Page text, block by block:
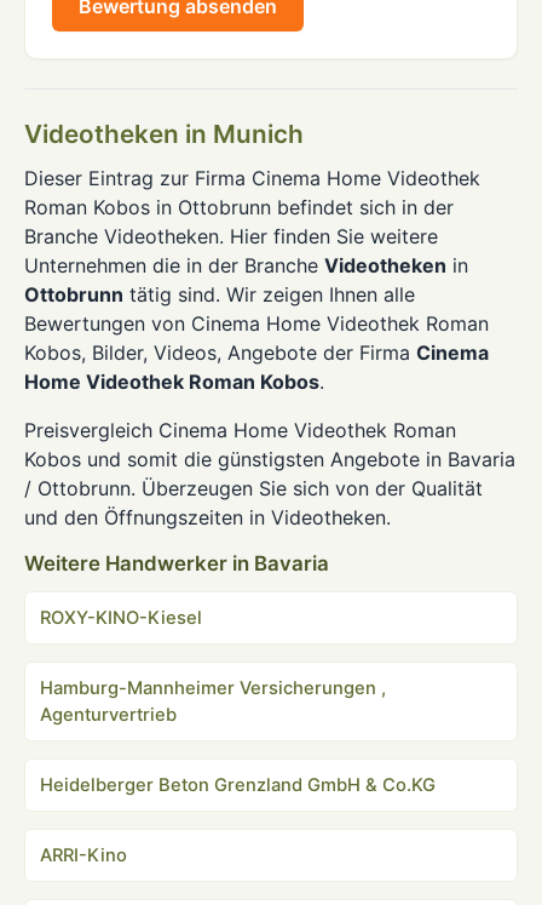
Bewertung absenden
Videotheken in Munich
Dieser Eintrag zur Firma Cinema Home Videothek
Roman Kobos in Ottobrunn befindet sich in der
Branche Videotheken. Hier finden Sie weitere
Unternehmen die in der Branche Videotheken in
Ottobrunn tätig sind. Wir zeigen Ihnen alle
Bewertungen von Cinema Home Videothek Roman
Kobos, Bilder, Videos, Angebote der Firma Cinema
Home Videothek Roman Kobos.
Preisvergleich Cinema Home Videothek Roman
Kobos und somit die günstigsten Angebote in Bavaria
/ Ottobrunn. Überzeugen Sie sich von der Qualität
und den Öffnungszeiten in Videotheken.
Weitere Handwerker in Bavaria
ROXY-KINO-Kiesel
Hamburg-Mannheimer Versicherungen ,
Agenturvertrieb
Heidelberger Beton Grenzland GmbH & Co.KG
ARRI-Kino